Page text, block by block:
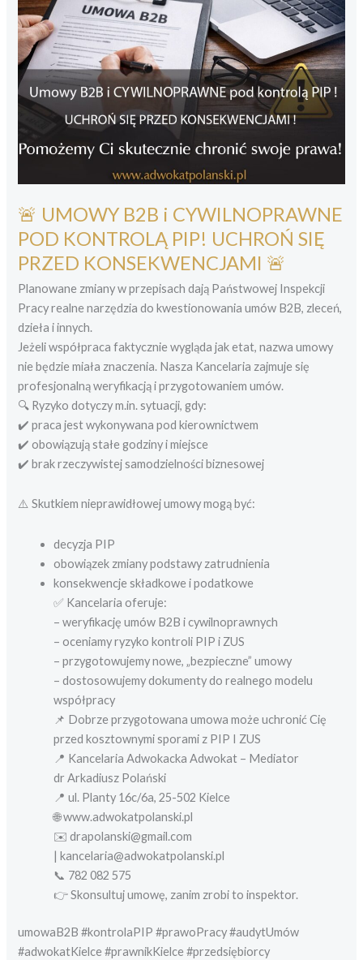
🚨 UMOWY B2B i CYWILNOPRAWNE
POD KONTROLĄ PIP! UCHROŃ SIĘ
PRZED KONSEKWENCJAMI 🚨
Planowane zmiany w przepisach dają Państwowej Inspekcji
Pracy realne narzędzia do kwestionowania umów B2B, zleceń,
dzieła i innych.
Jeżeli współpraca faktycznie wygląda jak etat, nazwa umowy
nie będzie miała znaczenia. Nasza Kancelaria zajmuje się
profesjonalną weryfikacją i przygotowaniem umów.
🔍 Ryzyko dotyczy m.in. sytuacji, gdy:
✔️ praca jest wykonywana pod kierownictwem
✔️ obowiązują stałe godziny i miejsce
✔️ brak rzeczywistej samodzielności biznesowej
⚠️ Skutkiem nieprawidłowej umowy mogą być:
decyzja PIP
obowiązek zmiany podstawy zatrudnienia
konsekwencje składkowe i podatkowe
✅ Kancelaria oferuje:
– weryfikację umów B2B i cywilnoprawnych
– oceniamy ryzyko kontroli PIP i ZUS
– przygotowujemy nowe, „bezpieczne” umowy
– dostosowujemy dokumenty do realnego modelu
współpracy
📌 Dobrze przygotowana umowa może uchronić Cię
przed kosztownymi sporami z PIP I ZUS
📍 Kancelaria Adwokacka Adwokat – Mediator
dr Arkadiusz Polański
📍 ul. Planty 16c/6a, 25-502 Kielce
🌐 www.adwokatpolanski.pl
✉️ drapolanski@gmail.com
| kancelaria@adwokatpolanski.pl
📞 782 082 575
👉 Skonsultuj umowę, zanim zrobi to inspektor.
umowaB2B #kontrolaPIP #prawoPracy #audytUmów
#adwokatKielce #prawnikKielce #przedsiębiorcy